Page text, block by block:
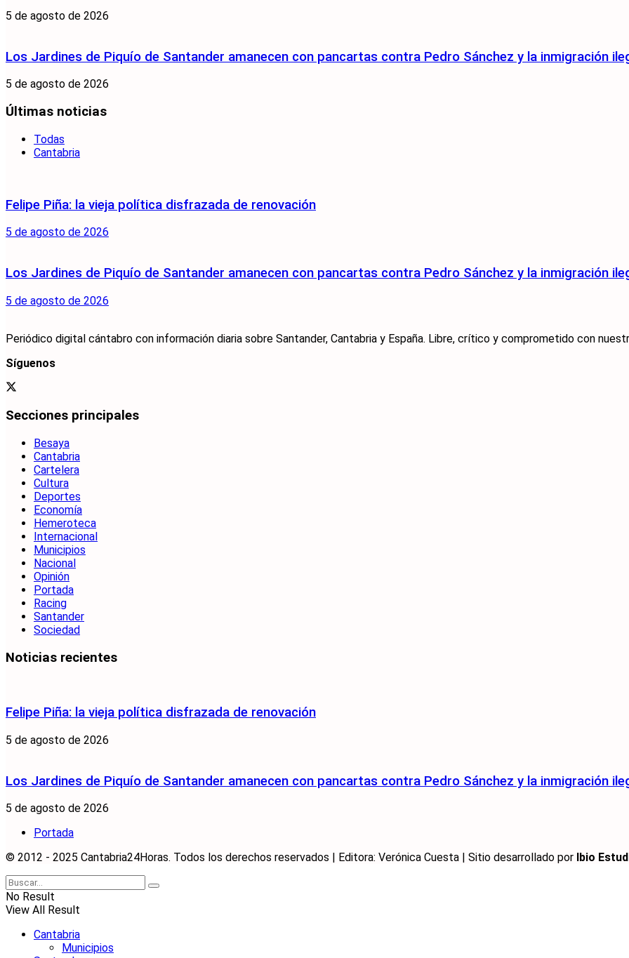
5 de agosto de 2026
Los Jardines de Piquío de Santander amanecen con pancartas contra Pedro Sánchez y la inmigración
5 de agosto de 2026
Últimas noticias
Todas
Cantabria
Felipe Piña: la vieja política disfrazada de renovación
5 de agosto de 2026
Los Jardines de Piquío de Santander amanecen con pancartas contra Pedro Sánchez y la inmigración
5 de agosto de 2026
Periódico digital cántabro con información diaria sobre Santander, Cantabria y España. Libre, crítico y comprometido con
Síguenos
Secciones principales
Besaya
Cantabria
Cartelera
Cultura
Deportes
Economía
Hemeroteca
Internacional
Municipios
Nacional
Opinión
Portada
Racing
Santander
Sociedad
Noticias recientes
Felipe Piña: la vieja política disfrazada de renovación
5 de agosto de 2026
Los Jardines de Piquío de Santander amanecen con pancartas contra Pedro Sánchez y la inmigración
5 de agosto de 2026
Portada
© 2012 - 2025 Cantabria24Horas. Todos los derechos reservados | Editora: Verónica Cuesta | Sitio desarrollado por Ibio
No Result
View All Result
Cantabria
Municipios